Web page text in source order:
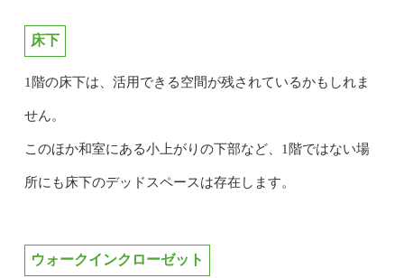
床下
1階の床下は、活用できる空間が残されているかもしれま
せん。
このほか和室にある小上がりの下部など、1階ではない場
所にも床下のデッドスペースは存在します。
ウォークインクローゼット